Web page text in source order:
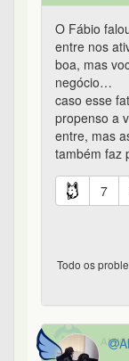
O Fábio
entre nos
boa, mas
negócio…
caso esse
propenso a
entre, mas
também faz
7
Todo os